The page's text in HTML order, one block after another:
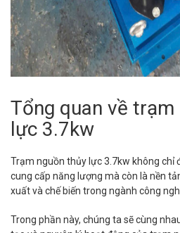
Tổng quan về trạm
lực 3.7kw
Trạm nguồn thủy lực 3.7kw không chỉ
cung cấp năng lượng mà còn là nền
xuất và chế biến trong ngành công
Trong phần này, chúng ta sẽ cùng